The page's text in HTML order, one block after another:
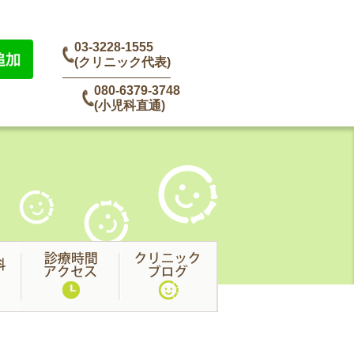
03-3228-1555
(クリニック代表)
080-6379-3748
(小児科直通)